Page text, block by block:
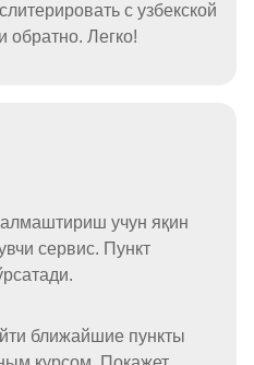
с узбекской
обратно. Легко!
учун яқин
сервис. Пункт
ближайшие пункты